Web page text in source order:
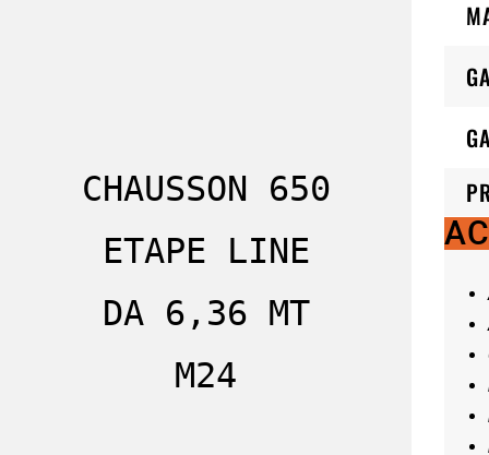
CHAUSSON 650
ETAPE LINE
DA 6,36 MT
M24